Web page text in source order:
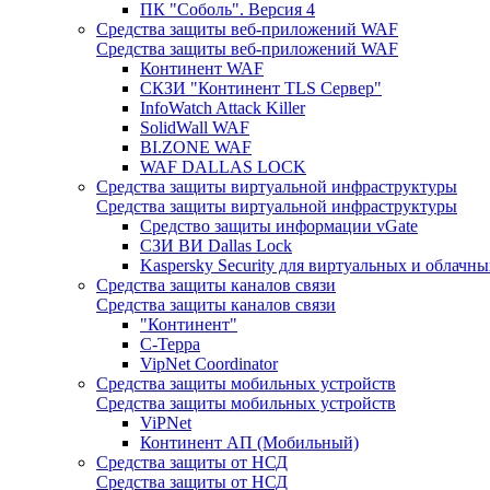
ПК "Соболь". Версия 4
Средства защиты веб-приложений WAF
Средства защиты веб-приложений WAF
Континент WAF
СКЗИ "Континент TLS Сервер"
InfoWatch Attack Killer
SolidWall WAF
BI.ZONE WAF
WAF DALLAS LOCK
Средства защиты виртуальной инфраструктуры
Средства защиты виртуальной инфраструктуры
Средство защиты информации vGate
СЗИ ВИ Dallas Lock
Kaspersky Security для виртуальных и
Средства защиты каналов связи
Средства защиты каналов связи
"Континент"
С-Терра
VipNet Coordinator
Средства защиты мобильных устройств
Средства защиты мобильных устройств
ViPNet
Континент АП (Мобильный)
Средства защиты от НСД
Средства защиты от НСД